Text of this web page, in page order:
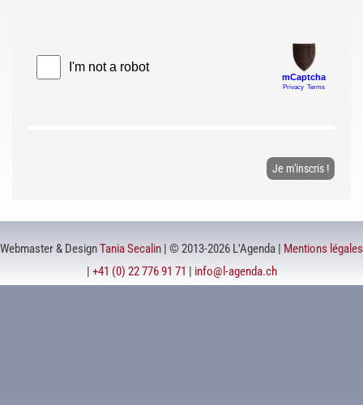
Webmaster & DesignTania Secalin | © 2013-2026 L'Agenda | Mentions légales
| +41 (0) 22 776 91 71 | info@l-agenda.ch